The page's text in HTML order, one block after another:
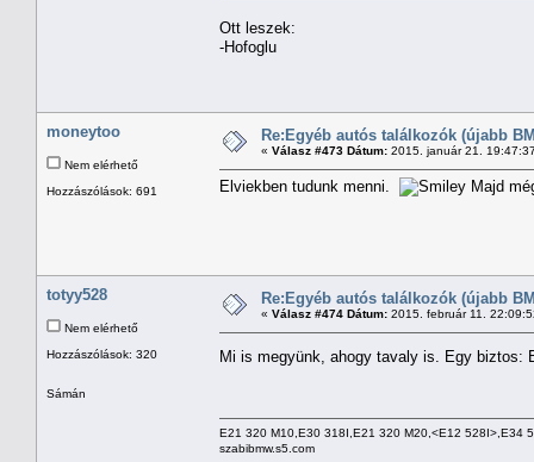
Ott leszek:
-Hofoglu
moneytoo
Nem elérhető
Hozzászólások: 691
Re:Egyéb autós találkozók (újabb
« Válasz #473 Dátum: 2015. január 21.
Elviekben tudunk menni. Majd
totyy528
Nem elérhető
Hozzászólások: 320
Sámán
Re:Egyéb autós találkozók (újabb
« Válasz #474 Dátum: 2015. február 11.
Mi is megyünk, ahogy tavaly is. Egy biztos:
E21 320 M10,E30 318I,E21 320 M20,<E12 528I>,E34
szabibmw.s5.com